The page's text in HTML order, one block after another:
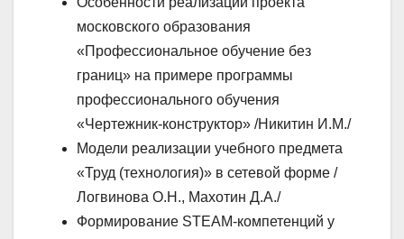
московского образования
«Профессиональное обучение без
границ» на примере программы
профессионального обучения
«Чертежник-конструктор» /Никитин И.М./
Модели реализации учебного предмета
«Труд (технология)» в сетевой форме /
Логвинова О.Н., Махотин Д.А./
Формирование STEАM-компетенций у